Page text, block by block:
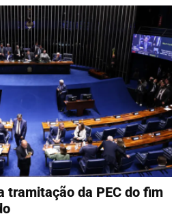
tramitação da PEC do fim